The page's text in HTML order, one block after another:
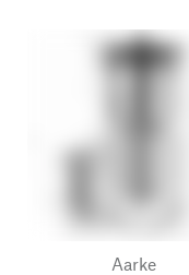
Aarke